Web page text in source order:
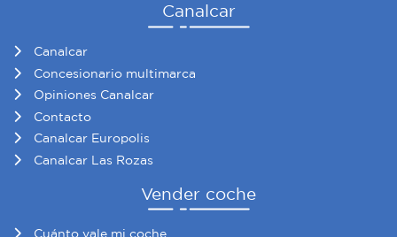
Canalcar
Canalcar
Concesionario multimarca
Opiniones Canalcar
Contacto
Canalcar Europolis
Canalcar Las Rozas
Vender coche
Cuánto vale mi coche